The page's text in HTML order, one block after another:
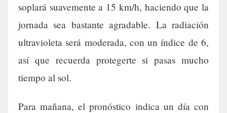
soplará suavemente a 15 km/h, haciendo que la
jornada sea bastante agradable. La radiación
ultravioleta será moderada, con un índice de 6,
así que recuerda protegerte si pasas mucho
tiempo al sol.
Para mañana, el pronóstico indica un día con